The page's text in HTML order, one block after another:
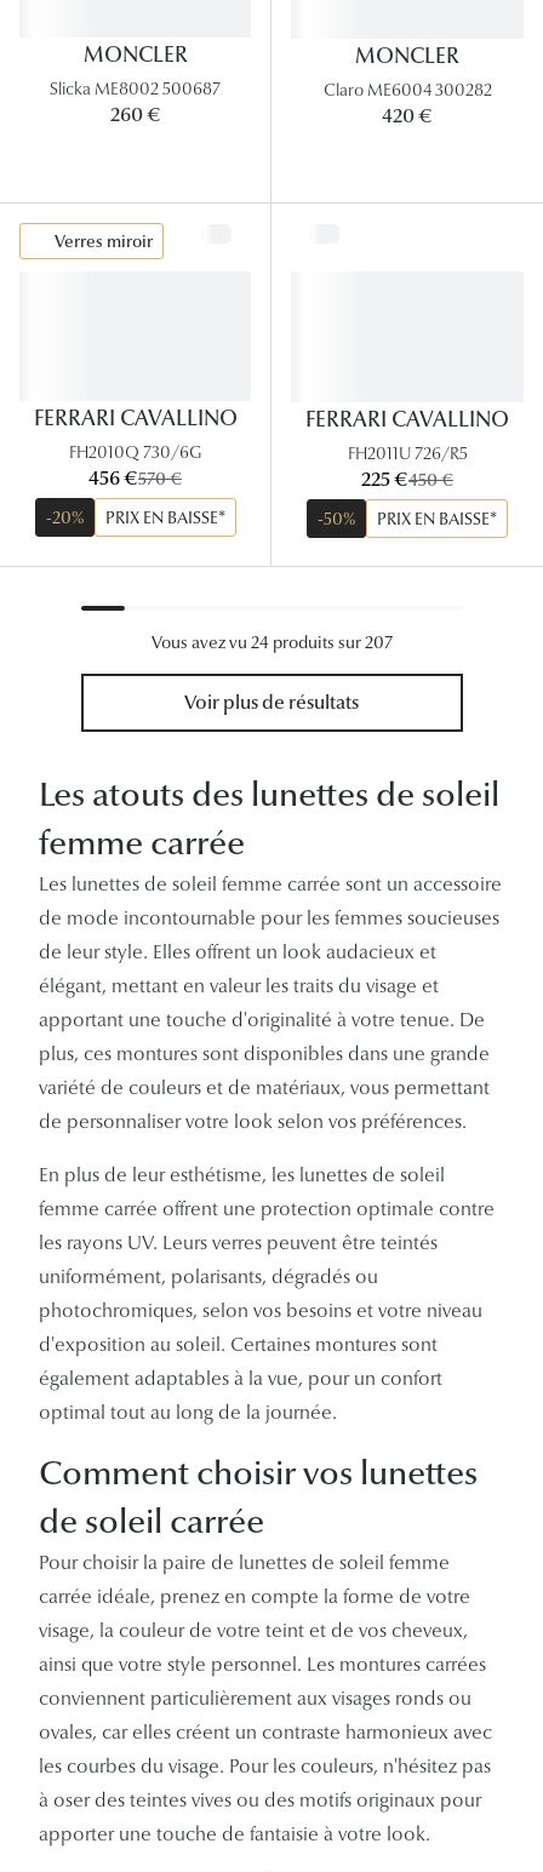
MONCLER
Slicka ME8002 500687
260 €
MONCLER
Claro ME6004 300282
420 €
Verres miroir
FERRARI CAVALLINO
FH2010Q 730/6G
maintenant:
456 €ancien prix:
570 €
-20%
PRIX EN BAISSE*
FERRARI CAVALLINO
FH2011U 726/R5
maintenant:
225 €ancien prix:
450 €
-50%
PRIX EN BAISSE*
Vous avez vu 24 produits sur 207
Voir plus de résultats
Les atouts des lunettes de soleil
femme carrée
Les lunettes de soleil femme carrée sont un accessoire
de mode incontournable pour les femmes soucieuses
de leur style. Elles offrent un look audacieux et
élégant, mettant en valeur les traits du visage et
apportant une touche d'originalité à votre tenue. De
plus, ces montures sont disponibles dans une grande
variété de couleurs et de matériaux, vous permettant
de personnaliser votre look selon vos préférences.
En plus de leur esthétisme, les lunettes de soleil
femme carrée offrent une protection optimale contre
les rayons UV. Leurs verres peuvent être teintés
uniformément, polarisants, dégradés ou
photochromiques, selon vos besoins et votre niveau
d'exposition au soleil. Certaines montures sont
également adaptables à la vue, pour un confort
optimal tout au long de la journée.
Comment choisir vos lunettes
de soleil carrée
Pour choisir la paire de lunettes de soleil femme
carrée idéale, prenez en compte la forme de votre
visage, la couleur de votre teint et de vos cheveux,
ainsi que votre style personnel. Les montures carrées
conviennent particulièrement aux visages ronds ou
ovales, car elles créent un contraste harmonieux avec
les courbes du visage. Pour les couleurs, n'hésitez pas
à oser des teintes vives ou des motifs originaux pour
apporter une touche de fantaisie à votre look.